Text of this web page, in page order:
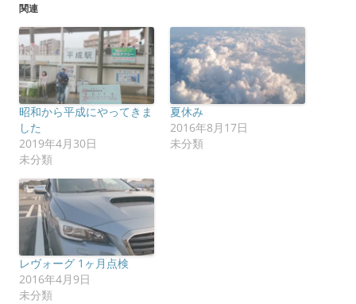
i
t
t
e
r
で
共
有
(
新
い
ウ
ィ
ン
ド
ウ
で
開
き
ま
す
)
で
共
有
す
る
に
は
ク
リ
ッ
し
て
さ
い
(
新
い
ウ
ィ
ン
ド
ウ
関連
昭和から平成にやってきま
した
2019年4月30日
未分類
夏休み
2016年8月17日
未分類
レヴォーグ 1ヶ月点検
2016年4月9日
未分類